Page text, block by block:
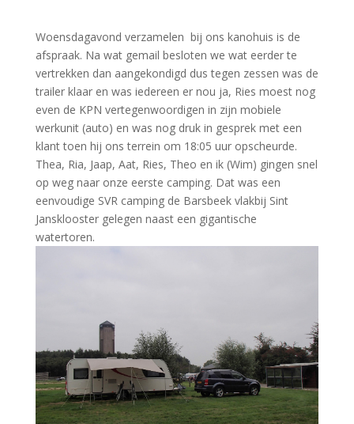
Woensdagavond verzamelen bij ons kanohuis is de
afspraak. Na wat gemail besloten we wat eerder te
vertrekken dan aangekondigd dus tegen zessen was de
trailer klaar en was iedereen er nou ja, Ries moest nog
even de KPN vertegenwoordigen in zijn mobiele
werkunit (auto) en was nog druk in gesprek met een
klant toen hij ons terrein om 18:05 uur opscheurde.
Thea, Ria, Jaap, Aat, Ries, Theo en ik (Wim) gingen snel
op weg naar onze eerste camping. Dat was een
eenvoudige SVR camping de Barsbeek vlakbij Sint
Jansklooster gelegen naast een gigantische
watertoren.